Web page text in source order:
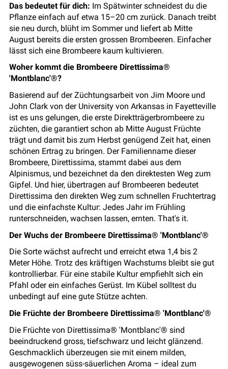
Das bedeutet für dich: Im Spätwinter schneidest du die
Pflanze einfach auf etwa 15–20 cm zurück. Danach treibt
sie neu durch, blüht im Sommer und liefert ab Mitte
August bereits die ersten grossen Brombeeren. Einfacher
lässt sich eine Brombeere kaum kultivieren.
Woher kommt die Brombeere Direttissima®
'Montblanc'®?
Basierend auf der Züchtungsarbeit von Jim Moore und
John Clark von der University von Arkansas in Fayetteville
ist es uns gelungen, die erste Direktträgerbrombeere zu
züchten, die garantiert schon ab Mitte August Früchte
trägt und damit bis zum Herbst genügend Zeit hat, einen
schönen Ertrag zu bringen. Der Familienname dieser
Brombeere, Direttissima, stammt dabei aus dem
Alpinismus, und bezeichnet da den direktesten Weg zum
Gipfel. Und hier, übertragen auf Brombeeren bedeutet
Direttissima den direkten Weg zum schnellen Fruchtertrag
und die einfachste Kultur: Jedes Jahr im Frühling
runterschneiden, wachsen lassen, ernten. That's it.
Der Wuchs der Brombeere Direttissima® 'Montblanc'®
Die Sorte wächst aufrecht und erreicht etwa 1,4 bis 2
Meter Höhe. Trotz des kräftigen Wachstums bleibt sie gut
kontrollierbar. Für eine stabile Kultur empfiehlt sich ein
Pfahl oder ein einfaches Gerüst. Im Kübel solltest du
unbedingt auf eine gute Stütze achten.
Die Früchte der Brombeere Direttissima® 'Montblanc'®
Die Früchte von Direttissima® 'Montblanc'® sind
beeindruckend gross, tiefschwarz und leicht glänzend.
Geschmacklich überzeugen sie mit einem milden,
ausgewogenen süss-säuerlichen Aroma – ideal zum